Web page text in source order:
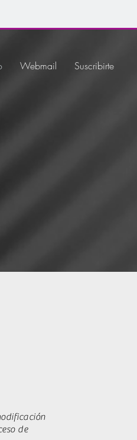
Webmail Suscribirte
de